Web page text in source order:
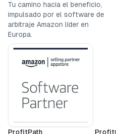
Tu camino hacia el beneficio,
impulsado por el software de
arbitraje Amazon líder en
Europa.
ProfitPath